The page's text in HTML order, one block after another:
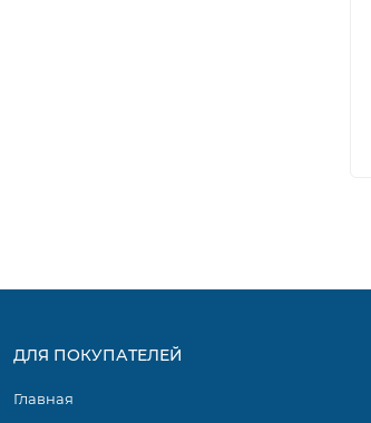
ДЛЯ ПОКУПАТЕЛЕЙ
Главная